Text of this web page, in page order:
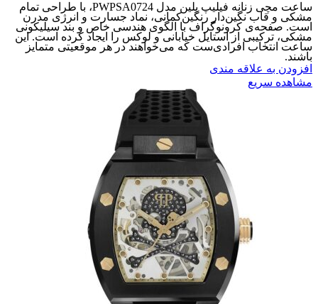
ساعت مچی زنانه فیلیپ پلین مدل PWPSA0724، با طراحی تمام
مشکی و قاب نگین‌دار رنگین‌کمانی، نماد جسارت و انرژی مدرن
است. صفحه‌ی کرونوگراف با الگوی هندسی خاص و بند سیلیکونی
مشکی، ترکیبی از استایل خیابانی و لوکس را ایجاد کرده است. این
ساعت انتخاب افرادی‌ست که می‌خواهند در هر موقعیتی متمایز
باشند.
افزودن به علاقه مندی
مشاهده سریع